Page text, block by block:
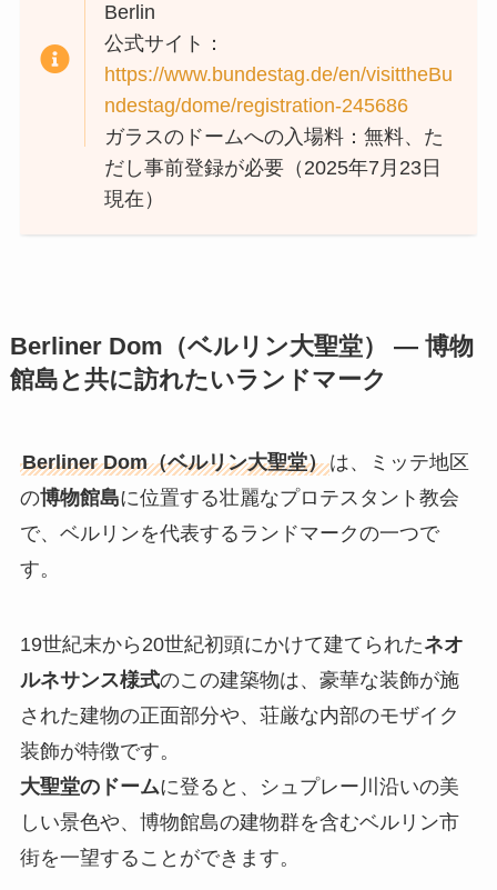
Berlin
公式サイト：
https://www.bundestag.de/en/visittheBu
ndestag/dome/registration-245686
ガラスのドームへの入場料：無料、た
だし事前登録が必要（2025年7月23日
現在）
Berliner Dom（ベルリン大聖堂） — 博物
館島と共に訪れたいランドマーク
Berliner Dom（ベルリン大聖堂）は、ミッテ地区
の博物館島に位置する壮麗なプロテスタント教会
で、ベルリンを代表するランドマークの一つで
す。
19世紀末から20世紀初頭にかけて建てられたネオ
ルネサンス様式のこの建築物は、豪華な装飾が施
された建物の正面部分や、荘厳な内部のモザイク
装飾が特徴です。
大聖堂のドームに登ると、シュプレー川沿いの美
しい景色や、博物館島の建物群を含むベルリン市
街を一望することができます。